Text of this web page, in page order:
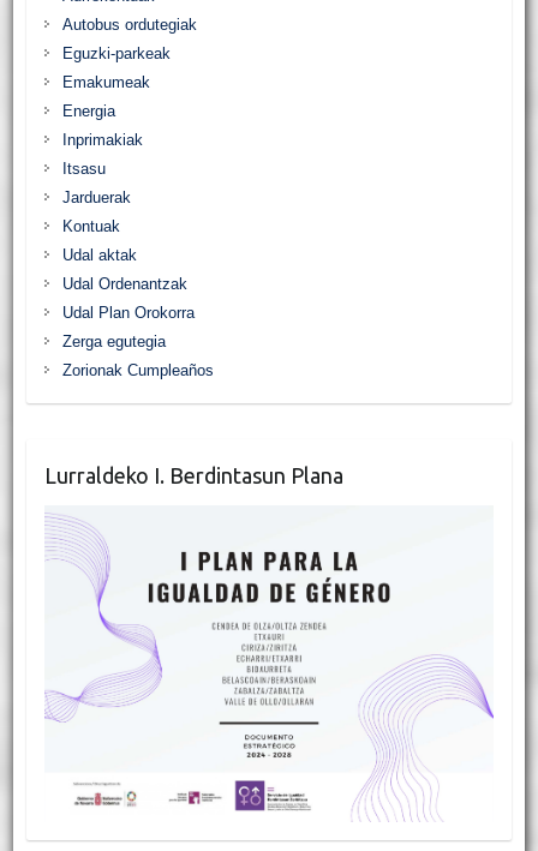
Autobus ordutegiak
Eguzki-parkeak
Emakumeak
Energia
Inprimakiak
Itsasu
Jarduerak
Kontuak
Udal aktak
Udal Ordenantzak
Udal Plan Orokorra
Zerga egutegia
Zorionak Cumpleaños
Lurraldeko I. Berdintasun Plana